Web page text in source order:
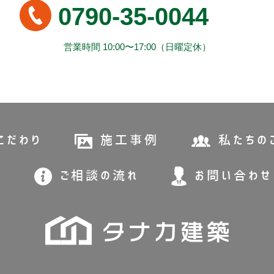
0790-35-0044
営業時間 10:00〜17:00（日曜定休）
だわり 施工事例 私たちの
ご相談の流れ お問い合わせ